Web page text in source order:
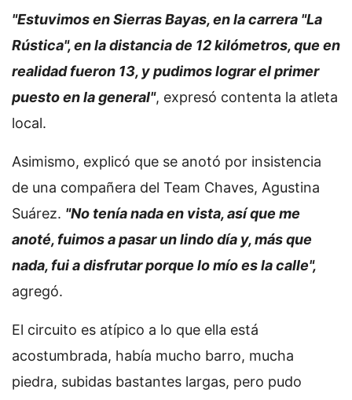
"Estuvimos en Sierras Bayas, en la carrera "La
Rústica", en la distancia de 12 kilómetros, que en
realidad fueron 13, y pudimos lograr el primer
puesto en la general", expresó contenta la atleta
local.
Asimismo, explicó que se anotó por insistencia
de una compañera del Team Chaves, Agustina
Suárez. "No tenía nada en vista, así que me
anoté, fuimos a pasar un lindo día y, más que
nada, fui a disfrutar porque lo mío es la calle",
agregó.
El circuito es atípico a lo que ella está
acostumbrada, había mucho barro, mucha
piedra, subidas bastantes largas, pero pudo